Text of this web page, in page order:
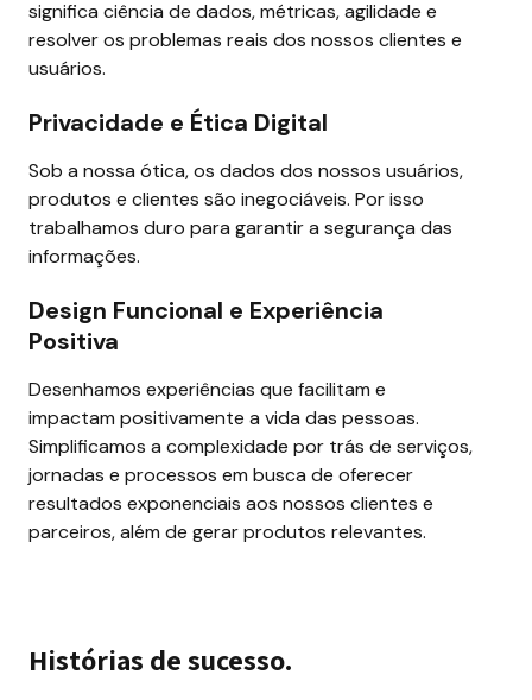
significa ciência de dados, métricas, agilidade e
resolver os problemas reais dos nossos clientes e
usuários.
Privacidade e Ética Digital
Sob a nossa ótica, os dados dos nossos usuários,
produtos e clientes são inegociáveis. Por isso
trabalhamos duro para garantir a segurança das
informações.
Design Funcional e Experiência
Positiva
Desenhamos experiências que facilitam e
impactam positivamente a vida das pessoas.
Simplificamos a complexidade por trás de serviços,
jornadas e processos em busca de oferecer
resultados exponenciais aos nossos clientes e
parceiros, além de gerar produtos relevantes.
Histórias de sucesso.